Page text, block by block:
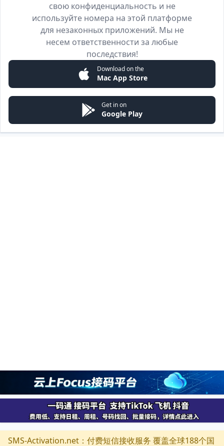
свою конфиденциальность и не
используйте номера на этой платформе
для незаконных приложений. Мы не
несем ответственности за любые
последствия!
Download on the
Mac App Store
Get in on
Google Play
SMS-Activation.net：付费短信接收服务 覆盖全球188个国